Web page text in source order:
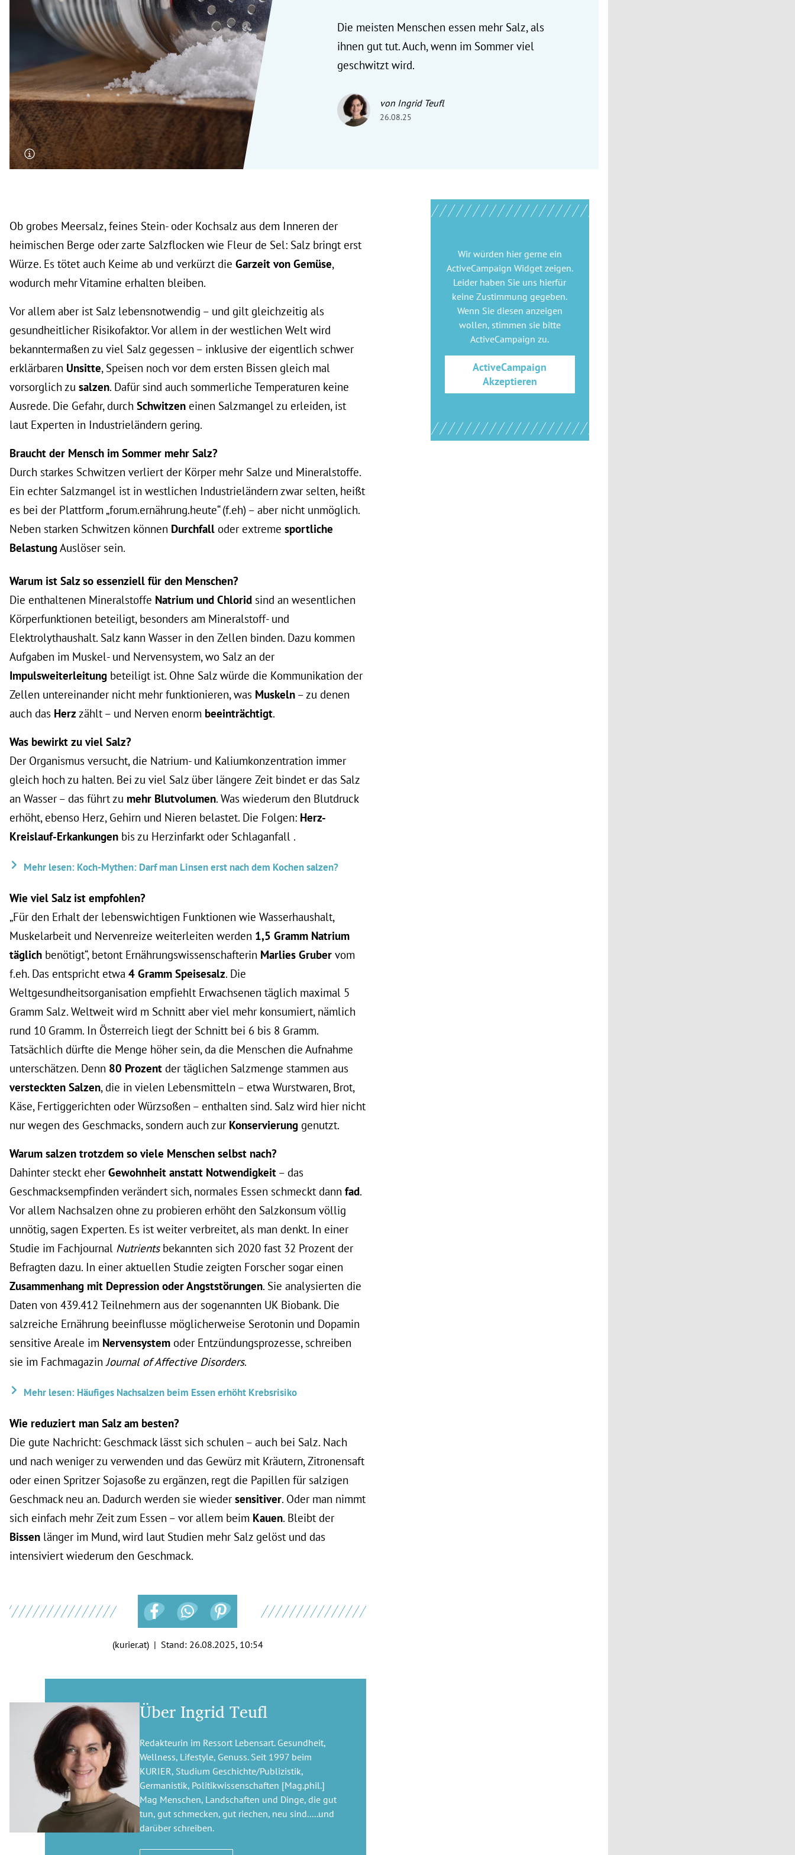
Untermenü
Untermenü
Untermenü
Untermenü
Untermenü
Untermenü
Die meisten Menschen essen mehr Salz, als
ihnen gut tut. Auch, wenn im Sommer viel
geschwitzt wird.
von Ingrid Teufl
26.08.25
Ob grobes Meersalz, feines Stein- oder Kochsalz aus dem Inneren der
heimischen Berge oder zarte Salzflocken wie Fleur de Sel: Salz bringt erst
Würze. Es tötet auch Keime ab und verkürzt die Garzeit von Gemüse,
wodurch mehr Vitamine erhalten bleiben.
Vor allem aber ist Salz lebensnotwendig – und gilt gleichzeitig als
gesundheitlicher Risikofaktor. Vor allem in der westlichen Welt wird
bekanntermaßen zu viel Salz gegessen – inklusive der eigentlich schwer
erklärbaren Unsitte, Speisen noch vor dem ersten Bissen gleich mal
vorsorglich zu salzen. Dafür sind auch sommerliche Temperaturen keine
Ausrede. Die Gefahr, durch Schwitzen einen Salzmangel zu erleiden, ist
laut Experten in Industrieländern gering.
Braucht der Mensch im Sommer mehr Salz?
Durch starkes Schwitzen verliert der Körper mehr Salze und Mineralstoffe.
Ein echter Salzmangel ist in westlichen Industrieländern zwar selten, heißt
es bei der Plattform „forum.ernährung.heute“ (f.eh) – aber nicht unmöglich.
Neben starken Schwitzen können Durchfall oder extreme sportliche
BelastungAuslöser sein.
Warum ist Salz so essenziell für den Menschen?
Die enthaltenen Mineralstoffe Natrium und Chlorid sind an wesentlichen
Körperfunktionen beteiligt, besonders am Mineralstoff- und
Elektrolythaushalt. Salz kann Wasser in den Zellen binden. Dazu kommen
Aufgaben im Muskel- und Nervensystem, wo Salz an der
Impulsweiterleitung beteiligt ist. Ohne Salz würde die Kommunikation der
Zellen untereinander nicht mehr funktionieren, was Muskeln – zu denen
auch das Herz zählt – und Nerven enorm beeinträchtigt.
Was bewirkt zu viel Salz?
Der Organismus versucht, die Natrium- und Kaliumkonzentration immer
gleich hoch zu halten. Bei zu viel Salz über längere Zeit bindet er das Salz
an Wasser – das führt zu mehr Blutvolumen. Was wiederum den Blutdruck
erhöht, ebenso Herz, Gehirn und Nieren belastet. Die Folgen: Herz-
Kreislauf-Erkankungen bis zu Herzinfarkt oder Schlaganfall .
Mehr lesen: Koch-Mythen: Darf man Linsen erst nach dem Kochen salzen?
Wie viel Salz ist empfohlen?
„Für den Erhalt der lebenswichtigen Funktionen wie Wasserhaushalt,
Muskelarbeit und Nervenreize weiterleiten werden 1,5 Gramm Natrium
täglich benötigt“, betont Ernährungswissenschafterin Marlies Gruber vom
f.eh. Das entspricht etwa 4 Gramm Speisesalz. Die
Weltgesundheitsorganisation empfiehlt Erwachsenen täglich maximal 5
Gramm Salz. Weltweit wird m Schnitt aber viel mehr konsumiert, nämlich
rund 10 Gramm. In Österreich liegt der Schnitt bei 6 bis 8 Gramm.
Tatsächlich dürfte die Menge höher sein, da die Menschen die Aufnahme
unterschätzen. Denn 80 Prozent der täglichen Salzmenge stammen aus
versteckten Salzen, die in vielen Lebensmitteln – etwa Wurstwaren, Brot,
Käse, Fertiggerichten oder Würzsoßen – enthalten sind. Salz wird hier nicht
nur wegen des Geschmacks, sondern auch zur Konservierung genutzt.
Warum salzen trotzdem so viele Menschen selbst nach?
Dahinter steckt eherGewohnheit anstatt Notwendigkeit – das
Geschmacksempfinden verändert sich, normales Essen schmeckt dann fad.
Vor allem Nachsalzen ohne zu probieren erhöht den Salzkonsum völlig
unnötig, sagen Experten. Es ist weiter verbreitet, als man denkt. In einer
Studie im Fachjournal Nutrientsbekannten sich 2020 fast 32 Prozent der
Befragten dazu. In einer aktuellen Studie zeigten Forscher sogar einen
Zusammenhang mit Depression oder Angststörungen. Sie analysierten die
Daten von 439.412 Teilnehmern aus der sogenannten UK Biobank. Die
salzreiche Ernährung beeinflusse möglicherweise Serotonin und Dopamin
sensitive Areale im Nervensystem oder Entzündungsprozesse, schreiben
sie im FachmagazinJournal of Affective Disorders.
Mehr lesen: Häufiges Nachsalzen beim Essen erhöht Krebsrisiko
Wie reduziert man Salz am besten?
Die gute Nachricht: Geschmack lässt sich schulen – auch bei Salz. Nach
und nach weniger zu verwenden und das Gewürz mit Kräutern, Zitronensaft
oder einen Spritzer Sojasoße zu ergänzen, regt die Papillen für salzigen
Geschmack neu an. Dadurch werden sie wiedersensitiver. Oder man nimmt
sich einfach mehr Zeit zum Essen – vor allem beim Kauen. Bleibt der
Bissen länger im Mund, wird laut Studien mehr Salz gelöst und das
intensiviert wiederum den Geschmack.
(kurier.at) | Stand: 26.08.2025, 10:54
Über Ingrid Teufl
Redakteurin im Ressort Lebensart. Gesundheit,
Wellness, Lifestyle, Genuss. Seit 1997 beim
KURIER, Studium Geschichte/Publizistik,
Germanistik, Politikwissenschaften [Mag.phil.]
Mag Menschen, Landschaften und Dinge, die gut
tun, gut schmecken, gut riechen, neu sind.....und
darüber schreiben.
Wir würden hier gerne ein
ActiveCampaign Widgetzeigen.
Leider haben Sie uns hierfür
keine Zustimmung gegeben.
Wenn Sie diesen anzeigen
wollen, stimmen sie bitte
ActiveCampaign zu.
ActiveCampaign
Akzeptieren